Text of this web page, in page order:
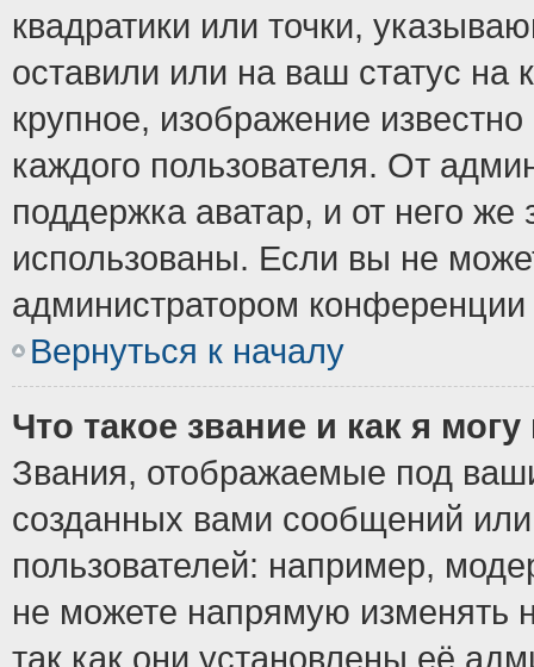
квадратики или точки,
оставили или на ваш статус
крупное, изображение
каждого пользователя. От
поддержка аватар, и от него же
использованы. Если вы не
администратором
Вернуться к началу
Что такое звание и как я
Звания, отображаемые под
созданных вами сообщений
пользователей: например,
не можете напрямую изменять
так как они установлены её